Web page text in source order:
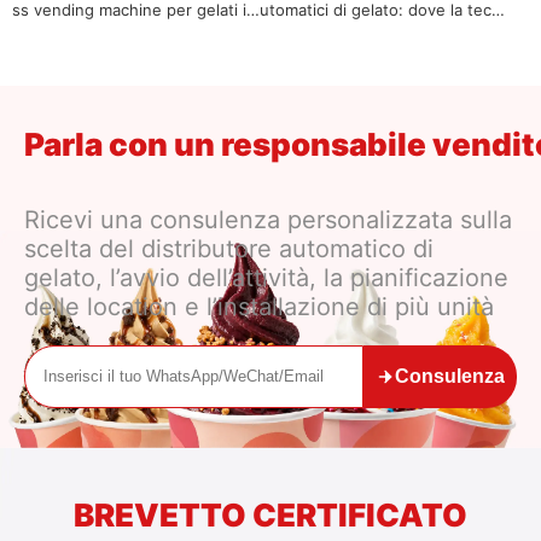
ss vending machine per gelati in utomatici di gelato: dove la tecn
Parla con un responsabile
Ricevi una consulenza personalizzata sulla
scelta del distributore automatico di
gelato, l’avvio dell’attività, la pianificazione
delle location e l’installazione di più unità
Consulenza
BREVETTO CERTIFICATO